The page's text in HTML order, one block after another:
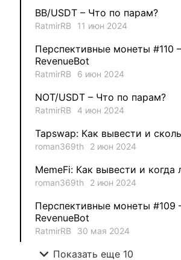
DecimalChain 1
Ksenia 1
METAMINECRAFT
Kate_AAX 1
BB/USDT – Что по парам?
RatmirRB 11 июн 2024
Перспективные монеты #110
RevenueBot
RatmirRB 6 июн 2024
NOT/USDT – Что по парам?
RatmirRB 4 июн 2024
Tapswap: Как вывести и
roman369th 2 июн 2024
MemeFi: Как вывести и когда
roman369th 2 июн 2024
Перспективные монеты #109
RevenueBot
RatmirRB 30 мая 2024
expand_more Показать еще 10